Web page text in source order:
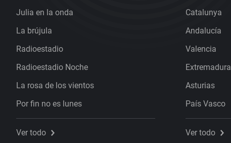
Julia en la onda
La brújula
Radioestadio
Radioestadio Noche
La rosa de los vientos
Por fin no es lunes
Ver todo
Catalunya
Andalucía
Valencia
Extremadura
Asturias
País Vasco
Ver todo